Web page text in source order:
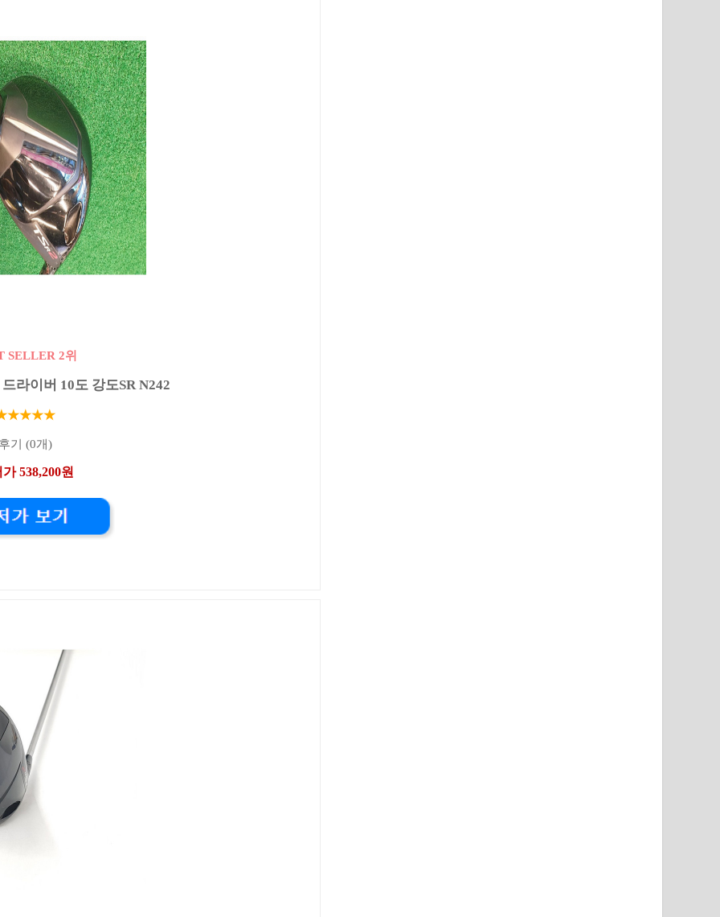
SELLER 2위
라이버 10도 강도SR N242
기 (0개)
538,200원